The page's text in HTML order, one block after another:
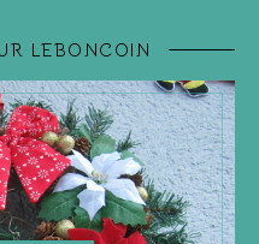
LEBONCOIN